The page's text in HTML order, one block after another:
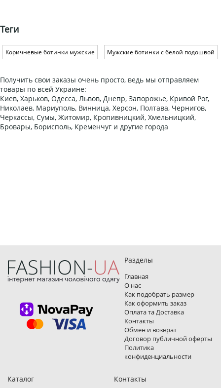
Теги
Коричневые ботинки мужские Мужские ботинки с белой подошвой
Получить свои заказы очень просто, ведь мы отправляем
товары по всей Украине:
Киев, Харьков, Одесса, Львов, Днепр, Запорожье, Кривой Рог,
Николаев, Мариуполь, Винница, Херсон, Полтава, Чернигов,
Черкассы, Сумы, Житомир, Кропивницкий, Хмельницкий,
Бровары, Борисполь, Кременчуг и другие города
Разделы
Главная
О нас
Как подобрать размер
Как оформить заказ
Оплата та Доставка
Контакты
Обмен и возврат
Договор публичной оферты
Политика
конфиденциальности
Каталог Контакты